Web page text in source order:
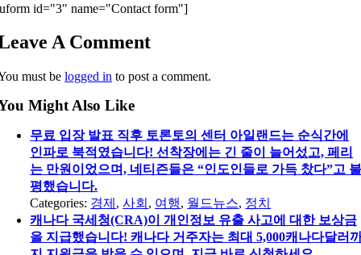
id="3" name="Contact form"]
A Comment
must belogged in to post a comment.
Might Also Like
무료 입장 발표 직후 토론토의 센터 아일랜드는 순식간에
인파로 북적였습니다! 선착장에는 긴 줄이 늘어섰고, 페리
는 만원이었으며, 네티즌들은 “인도인들로 가득 찼다”고
평했습니다.
Categories: 경제 ,사회 , 여행, 월드뉴스, 정치
캐나다 국세청(CRA)이 개인정보 유출 사고에 대한 보상금
을 지급했습니다! 캐나다 거주자는 최대 5,000캐나다달러